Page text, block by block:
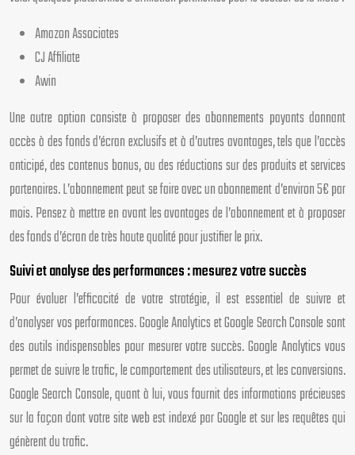
Amazon Associates
CJ Affiliate
Awin
Une autre option consiste à proposer des abonnements payants donnant
accès à des fonds d’écran exclusifs et à d’autres avantages, tels que l’accès
anticipé, des contenus bonus, ou des réductions sur des produits et services
partenaires. L’abonnement peut se faire avec un abonnement d’environ 5€ par
mois. Pensez à mettre en avant les avantages de l’abonnement et à proposer
des fonds d’écran de très haute qualité pour justifier le prix.
Suivi et analyse des performances : mesurez votre succès
Pour évaluer l’efficacité de votre stratégie, il est essentiel de suivre et
d’analyser vos performances. Google Analytics et Google Search Console sont
des outils indispensables pour mesurer votre succès. Google Analytics vous
permet de suivre le trafic, le comportement des utilisateurs, et les conversions.
Google Search Console, quant à lui, vous fournit des informations précieuses
sur la façon dont votre site web est indexé par Google et sur les requêtes qui
génèrent du trafic.